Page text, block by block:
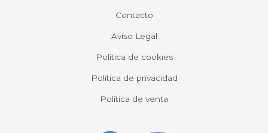
Contacto
Aviso Legal
Política de cookies
Política de privacidad
Política de venta